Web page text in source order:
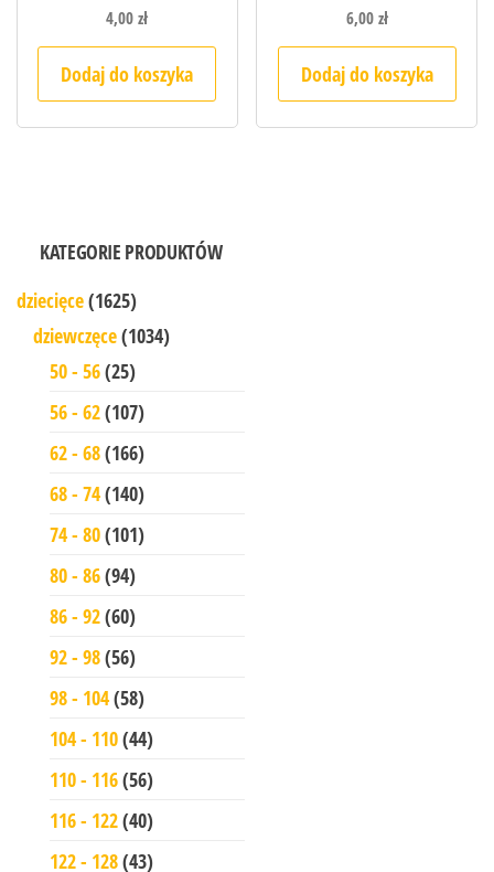
4,00zł
Dodaj do koszyka
6,00zł
Dodaj do koszyka
KATEGORIE PRODUKTÓW
dziecięce(1625)
dziewczęce(1034)
50 - 56(25)
56 - 62(107)
62 - 68(166)
68 - 74(140)
74 - 80(101)
80 - 86(94)
86 - 92(60)
92 - 98(56)
98 - 104(58)
104 - 110(44)
110 - 116(56)
116 - 122(40)
122 - 128(43)